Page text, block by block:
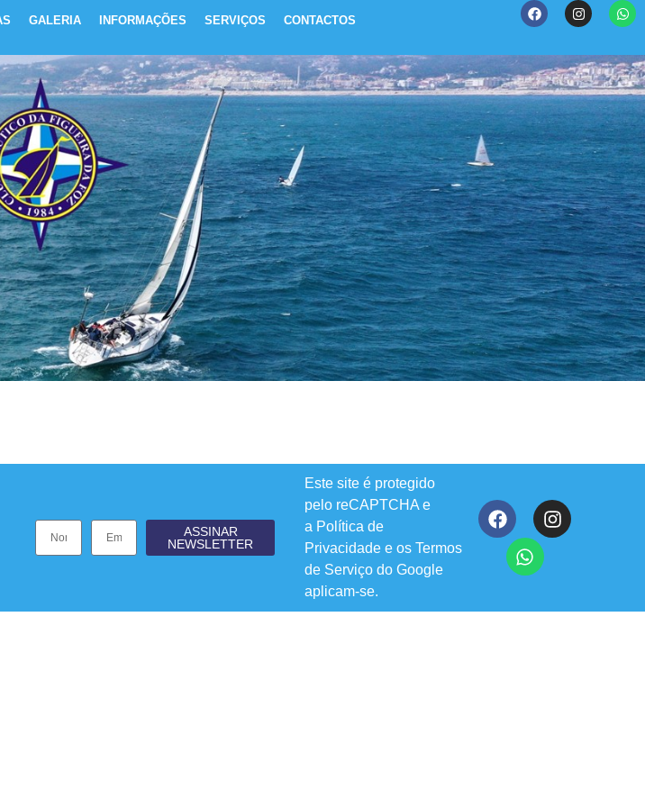
GALERIA INFORMAÇÕES SERVIÇOS CONTACTOS
ASSINAR
NEWSLETTER
Este site é protegido
pelo reCAPTCHA e
a Política de
Privacidade e osTermos
de Serviço do Google
aplicam-se.